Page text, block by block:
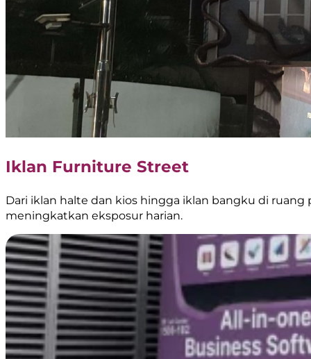
Iklan Furniture Street
Dari iklan halte dan kios hingga iklan bangku di
meningkatkan eksposur harian.